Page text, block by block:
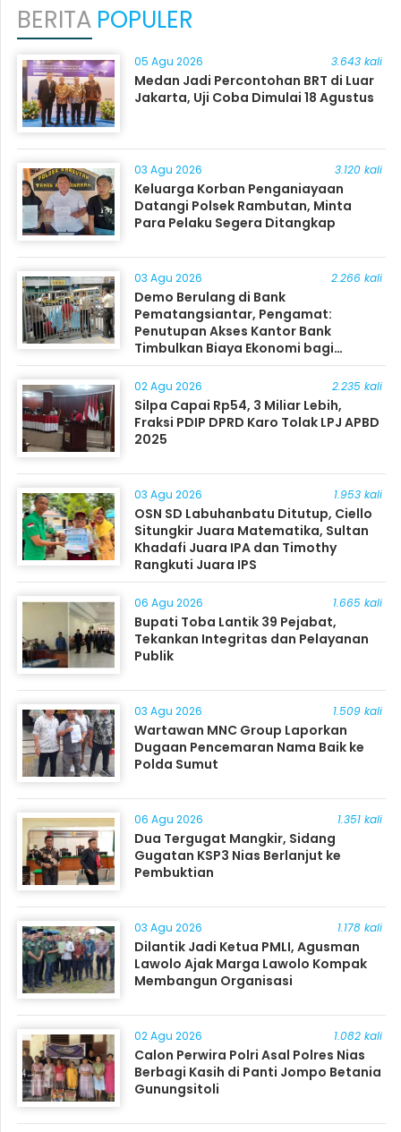
BERITA POPULER
05 Agu 2026 3.643 kali
Medan Jadi Percontohan BRT di Luar
Jakarta, Uji Coba Dimulai 18 Agustus
03 Agu 2026 3.120 kali
Keluarga Korban Penganiayaan
Datangi Polsek Rambutan, Minta
Para Pelaku Segera Ditangkap
03 Agu 2026 2.266 kali
Demo Berulang di Bank
Pematangsiantar, Pengamat:
Penutupan Akses Kantor Bank
Timbulkan Biaya Ekonomi bagi
Masyarakat
02 Agu 2026 2.235 kali
Silpa Capai Rp54, 3 Miliar Lebih,
Fraksi PDIP DPRD Karo Tolak LPJ APBD
2025
03 Agu 2026 1.953 kali
OSN SD Labuhanbatu Ditutup, Ciello
Situngkir Juara Matematika, Sultan
Khadafi Juara IPA dan Timothy
Rangkuti Juara IPS
06 Agu 2026 1.665 kali
Bupati Toba Lantik 39 Pejabat,
Tekankan Integritas dan Pelayanan
Publik
03 Agu 2026 1.509 kali
Wartawan MNC Group Laporkan
Dugaan Pencemaran Nama Baik ke
Polda Sumut
06 Agu 2026 1.351 kali
Dua Tergugat Mangkir, Sidang
Gugatan KSP3 Nias Berlanjut ke
Pembuktian
03 Agu 2026 1.178 kali
Dilantik Jadi Ketua PMLI, Agusman
Lawolo Ajak Marga Lawolo Kompak
Membangun Organisasi
02 Agu 2026 1.082 kali
Calon Perwira Polri Asal Polres Nias
Berbagi Kasih di Panti Jompo Betania
Gunungsitoli